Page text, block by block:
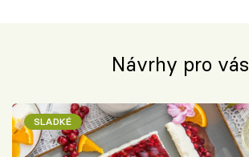
Návrhy pro vás
SLADKÉ